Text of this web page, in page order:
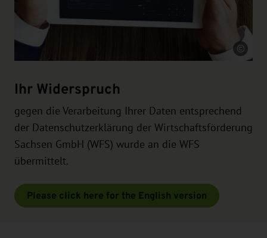
Quelle
Ihr Widerspruch
gegen die Verarbeitung Ihrer Daten entsprechend
der Datenschutzerklärung der Wirtschaftsförderung
Sachsen GmbH (WFS) wurde an die WFS
übermittelt.
Please click here for the English version